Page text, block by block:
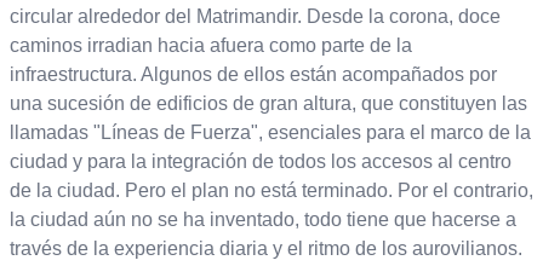
circular alrededor del Matrimandir. Desde la corona, doce
caminos irradian hacia afuera como parte de la
infraestructura. Algunos de ellos están acompañados por
una sucesión de edificios de gran altura, que constituyen las
llamadas "Líneas de Fuerza", esenciales para el marco de la
ciudad y para la integración de todos los accesos al centro
de la ciudad. Pero el plan no está terminado. Por el contrario,
la ciudad aún no se ha inventado, todo tiene que hacerse a
través de la experiencia diaria y el ritmo de los aurovilianos.